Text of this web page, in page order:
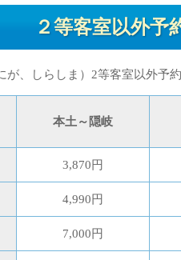
等客室以外予約
が、しらしま）2等客室以外予
本土～隠岐
3,870円
4,990円
7,000円